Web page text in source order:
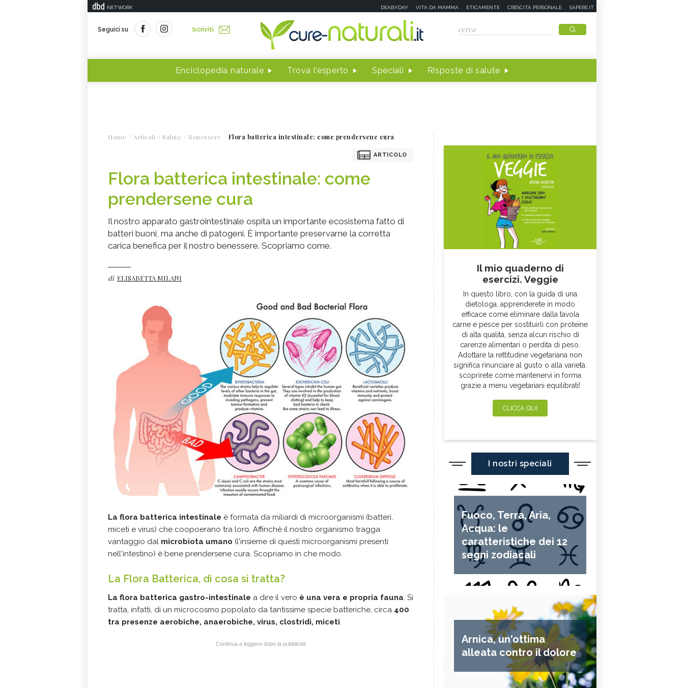
NETWORK DEABYDAY VITA DA MAMMA ETICAMENTE CRESCITA PERSONALE SAPERE.IT
Seguici su Iscriviti
Enciclopedia naturale Trova l'esperto Speciali Risposte di salute
Home Articoli Salute Benessere Flora batterica intestinale: come prendersene cura
ARTICOLO
Flora batterica intestinale: come
prendersene cura
Il nostro apparato gastrointestinale ospita un importante ecosistema fatto di
batteri buoni, ma anche di patogeni. È importante preservarne la corretta
carica benefica per il nostro benessere. Scopriamo come.
di ELISABETTA MILANI
La flora batterica intestinale è formata da miliardi di microorganismi (batteri,
miceti e virus) che coopoerano tra loro. Affinchè il nostro organismo tragga
vantaggio dal microbiota umano (l'insieme di questi microorganismi presenti
nell'intestino) è bene prendersene cura. Scopriamo in che modo.
La Flora Batterica, di cosa si tratta?
La flora batterica gastro-intestinale a dire il vero è una vera e propria fauna. Si
tratta, infatti, di un microcosmo popolato da tantissime specie batteriche, circa 400
tra presenze aerobiche, anaerobiche, virus, clostridi, miceti.
Continua a leggere dopo la pubblicità
Il mio quaderno di
esercizi. Veggie
In questo libro, con la guida di una
dietologa, apprenderete in modo
efficace come eliminare dalla tavola
carne e pesce per sostituirli con proteine
di alta qualità, senza alcun rischio di
carenze alimentari o perdita di peso.
Adottare la rettitudine vegetariana non
significa rinunciare al gusto o alla varietà:
scoprirete come mantenervi in forma
grazie a menu vegetariani equilibrati!
CLICCA QUI
I nostri speciali
Fuoco, Terra, Aria,
Acqua: le
caratteristiche dei 12
segni zodiacali
Arnica, un'ottima
alleata contro il dolore